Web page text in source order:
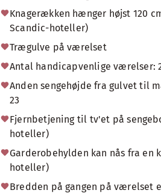
Knagerækken hænger højst 120
Scandic-hoteller)
Trægulve på værelset
Antal handicapvenlige værelser:
Anden sengehøjde fra gulvet til
23
Fjernbetjening til tv'et på
hoteller)
Garderobehylden kan nås fra en
hoteller)
Bredden på gangen på værelset